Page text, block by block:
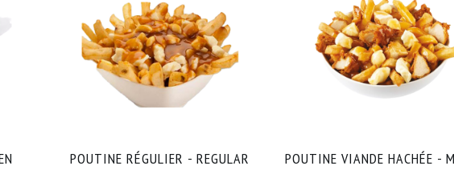
POUTINE RÉGULIER - REGULAR
POUTINE VIANDE HACHÉE -